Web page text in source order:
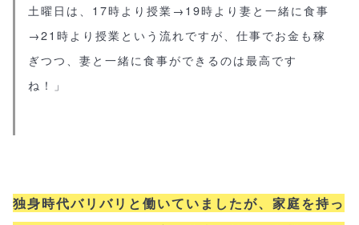
土曜日は、17時より授業→19時より妻と一緒に食事
→21時より授業という流れですが、仕事でお金も稼
ぎつつ、妻と一緒に食事ができるのは最高です
ね！」
独身時代バリバリと働いていましたが、家庭を持っ